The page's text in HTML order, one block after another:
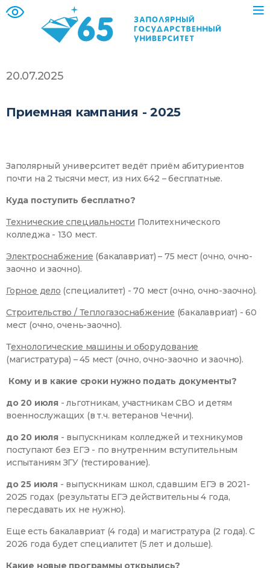
20.07.2025
Приемная кампания - 2025
Заполярный университет ведёт приём абитуриентов
почти на 2 тысячи мест, из них 642 – бесплатные.
Куда поступить бесплатно?
Технические специальности Политехнического
колледжа - 130 мест.
Электроснабжение (бакалавриат) – 75 мест (очно, очно-
заочно и заочно).
Горное дело (специалитет) - 70 мест (очно, очно-заочно).
Строительство / Теплогазоснабжение (бакалавриат) - 60
мест (очно, очень-заочно).
Технологические машины и оборудование
(магистратура) – 45 мест (очно, очно-заочно и заочно).
Кому и в какие сроки нужно подать документы?
до 20 июля- льготникам, участникам СВО и детям
военнослужащих (в т.ч. ветеранов Чечни).
до 20 июля- выпускникам колледжей и техникумов
поступают без ЕГЭ - по внутренним вступительным
испытаниям ЗГУ (тестирование).
до 25 июля- выпускникам школ, сдавшим ЕГЭ в 2021-
2025 годах (результаты ЕГЭ действительны 4 года,
пересдавать их не нужно).
Еще есть бакалавриат (4 года) и магистратура (2 года). С
2026 года будет специалитет (5 лет и дольше).
Какие новые программы открылись?